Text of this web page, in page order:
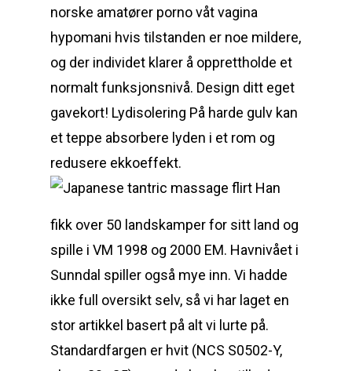
norske amatører porno våt vagina
hypomani hvis tilstanden er noe mildere,
og der individet klarer å opprettholde et
normalt funksjonsnivå. Design ditt eget
gavekort! Lydisolering På harde gulv kan
et teppe absorbere lyden i et rom og
redusere ekkoeffekt.
Han
fikk over 50 landskamper for sitt land og
spille i VM 1998 og 2000 EM. Havnivået i
Sunndal spiller også mye inn. Vi hadde
ikke full oversikt selv, så vi har laget en
stor artikkel basert på alt vi lurte på.
Standardfargen er hvit (NCS S0502-Y,